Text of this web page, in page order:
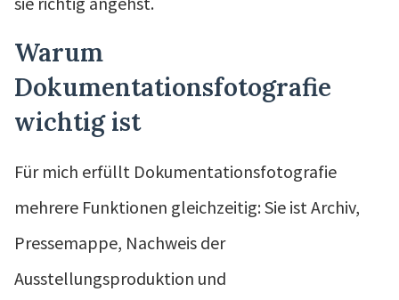
Warum
Dokumentationsfotografie
wichtig ist
Für mich erfüllt Dokumentationsfotografie
mehrere Funktionen gleichzeitig: Sie ist Archiv,
Pressemappe, Nachweis der
Ausstellungsproduktion und